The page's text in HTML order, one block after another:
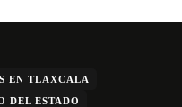
EN TLAXCALA
DEL ESTADO